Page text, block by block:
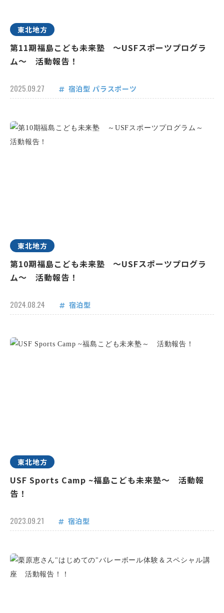
東北地方
第11期福島こども未来塾 ～USFスポーツプログラ
ム～ 活動報告！
2025.09.27 宿泊型 パラスポーツ
東北地方
第10期福島こども未来塾 ～USFスポーツプログラ
ム～ 活動報告！
2024.08.24 宿泊型
東北地方
USF Sports Camp ~福島こども未来塾～ 活動報
告！
2023.09.21 宿泊型